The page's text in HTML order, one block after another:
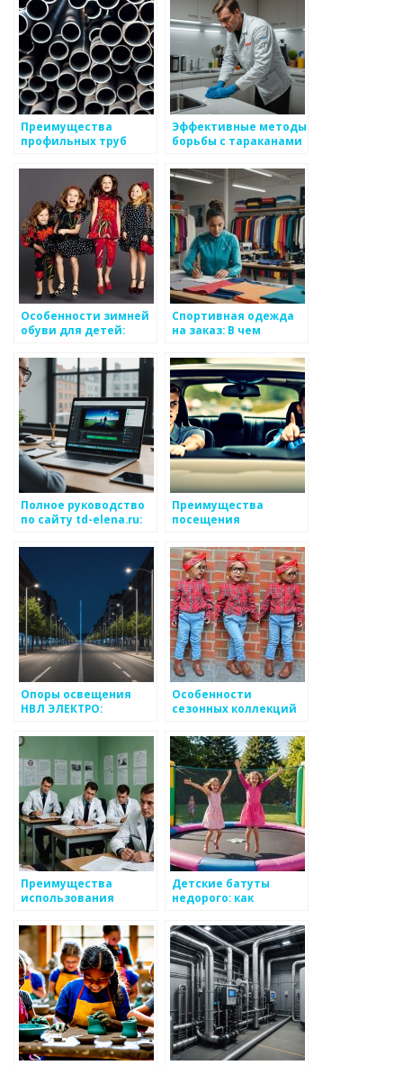
Преимущества
профильных труб
Эффективные методы
борьбы с тараканами
особенности
обработки от UNIDEZ
Особенности зимней
обуви для детей:
водонепроницаемые
модели
Спортивная одежда
на заказ: В чем
выбрать лучшее?
Полное руководство
по сайту td-elena.ru:
функциональность и
возможности
Преимущества
посещения
Опоры освещения
НВЛ ЭЛЕКТРО:
для уличного
Особенности
сезонных коллекций
Преимущества
использования
материалов в одежде
для детей
Детские батуты
недорого: как
вариант для
радостных игр и
безопасного отдыха